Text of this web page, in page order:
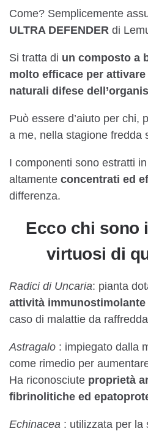
Come? Semplicemente
ULTRA DEFENDER di
Si tratta di un composto a
molto efficace per
naturali difese
Può essere d’aiuto per chi,
a me, nella stagione fredda
I componenti sono estratti
altamente concentrati ed
differenza.
Ecco chi sono
virtuosi di
Radici di Uncaria: pianta
attività immunostimolante
caso di malattie da
Astragalo : impiegato dalla
come rimedio per
Ha riconosciute proprietà
fibrinolitiche ed
Echinacea : utilizzata per la